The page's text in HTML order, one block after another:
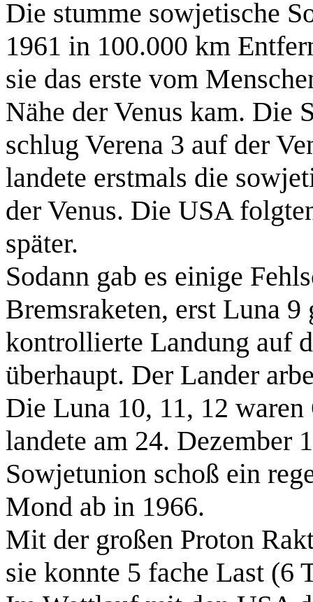
Die stumme sowjetische
1961 in 100.000 km
sie das erste vom
Nähe der Venus kam. Die
schlug Verena 3 auf der
landete erstmals die
der Venus. Die USA
später.
Sodann gab es einige
Bremsraketen, erst Luna
kontrollierte Landung auf
überhaupt. Der Lander
Die Luna 10, 11, 12
landete am 24. Dezember
Sowjetunion schoß ein
Mond ab in 1966.
Mit der großen Proton
sie konnte 5 fache Last (6